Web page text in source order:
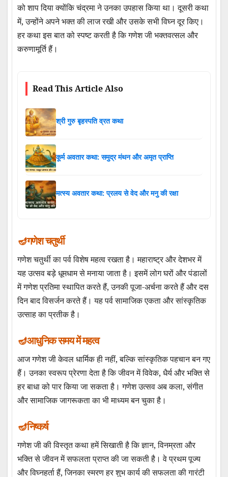
को शाप दिया क्योंकि चंद्रमा ने उनका उपहास किया था। दूसरी कथा
में, उन्होंने अपने भक्त की लाज रखी और उसके सभी विघ्न दूर किए।
हर कथा इस बात को स्पष्ट करती है कि गणेश जी भक्तवत्सल और
करुणामूर्ति हैं।
Read This Article Also
श्री गुरु बृहस्पति व्रत कथा
कूर्म अवतार कथा: समुद्र मंथन और अमृत प्राप्ति
मत्स्य अवतार कथा: प्रलय से वेद और मनु की रक्षा
गणेश चतुर्थी
गणेश चतुर्थी का पर्व विशेष महत्व रखता है। महाराष्ट्र और देशभर में
यह उत्सव बड़े धूमधाम से मनाया जाता है। इसमें लोग घरों और पंडालों
में गणेश प्रतिमा स्थापित करते हैं, उनकी पूजा-अर्चना करते हैं और दस
दिन बाद विसर्जन करते हैं। यह पर्व सामाजिक एकता और सांस्कृतिक
उत्साह का प्रतीक है।
आधुनिक समय में महत्व
आज गणेश जी केवल धार्मिक ही नहीं, बल्कि सांस्कृतिक पहचान बन गए
हैं। उनका स्वरूप प्रेरणा देता है कि जीवन में विवेक, धैर्य और भक्ति से
हर बाधा को पार किया जा सकता है। गणेश उत्सव अब कला, संगीत
और सामाजिक जागरूकता का भी माध्यम बन चुका है।
निष्कर्ष
गणेश जी की विस्तृत कथा हमें सिखाती है कि ज्ञान, विनम्रता और
भक्ति से जीवन में सफलता प्राप्त की जा सकती है। वे प्रथम पूज्य
और विघ्नहर्ता हैं, जिनका स्मरण हर शुभ कार्य की सफलता की गारंटी